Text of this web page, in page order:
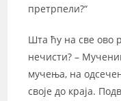
претрпели?“
Шта ћу на све ово
нечисти? –
мучења, на
своје до краја.